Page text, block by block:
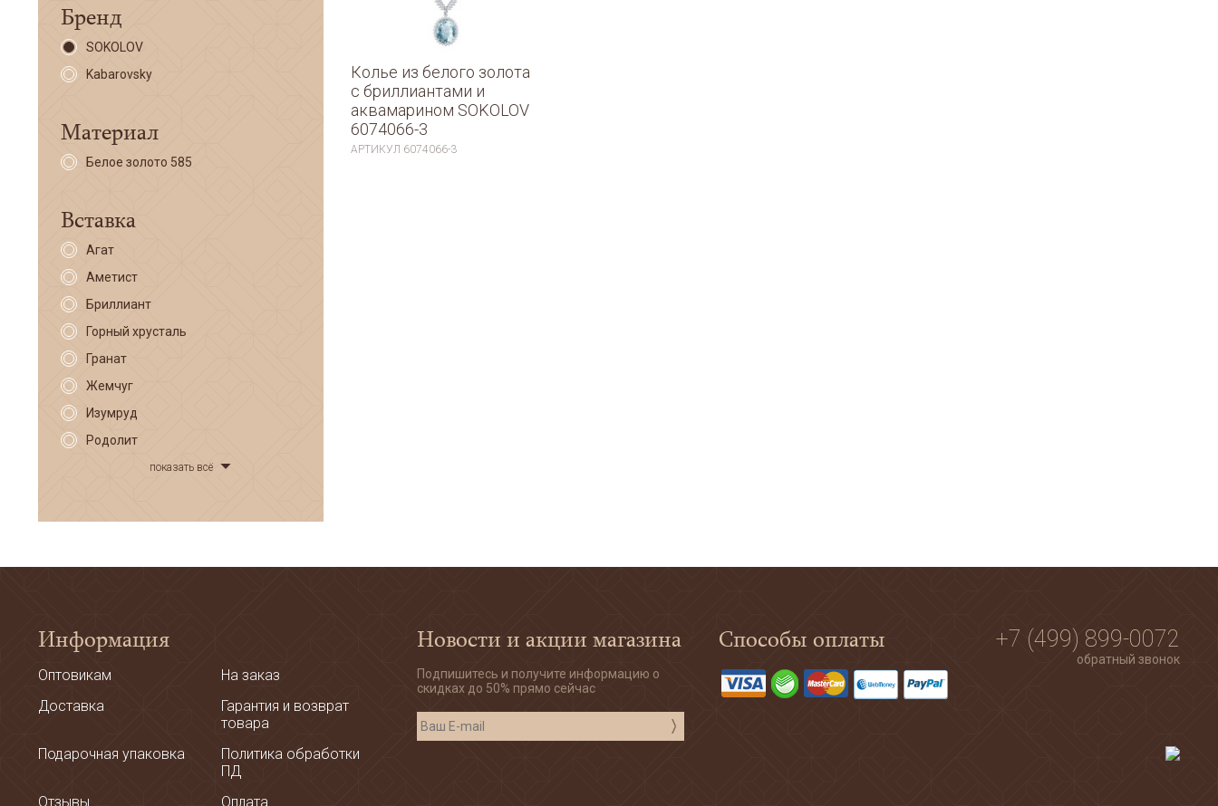
Бренд
SOKOLOV
Kabarovsky
Материал
Белое золото 585
Вставка
Агат
Аметист
Бриллиант
Горный хрусталь
Гранат
Жемчуг
Изумруд
Родолит
показать всё
Колье из белого золота
с бриллиантами и
аквамарином SOKOLOV
6074066-3
АРТИКУЛ 6074066-3
Информация
Оптовикам
На заказ
Доставка
Гарантия и возврат
товара
Подарочная упаковка
Политика обработки
ПД
Отзывы
Оплата
Новости и акции магазина
Подпишитесь и получите информацию о
скидках до 50% прямо сейчас
Способы оплаты +7 (499) 899-0072
обратный звонок